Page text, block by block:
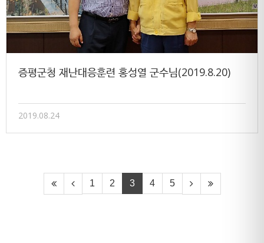
증평군청 재난대응훈련 홍성열 군수님(2019.8.20)
2019.08.24
1 2 3 4 5